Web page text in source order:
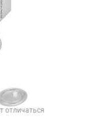
отличаться